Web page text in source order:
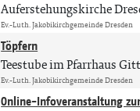
Auferstehungskirche
Ev.-Luth. Jakobikirchgemeinde Dresden
Töpfern
Teestube im Pfarrhaus
Ev.-Luth. Jakobikirchgemeinde Dresden
Online-Infoveranstaltung